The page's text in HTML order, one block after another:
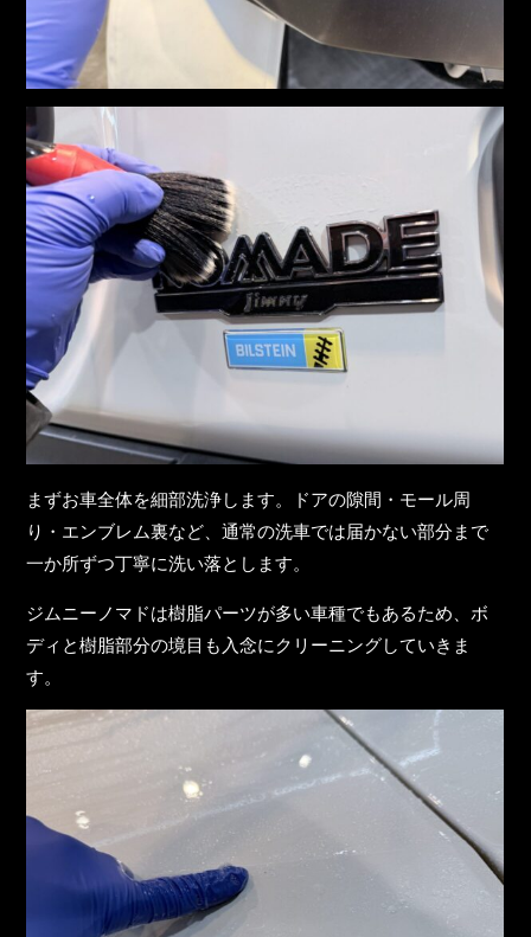
まずお車全体を細部洗浄します。ドアの隙間・モール周
り・エンブレム裏など、通常の洗車では届かない部分まで
一か所ずつ丁寧に洗い落とします。
ジムニーノマドは樹脂パーツが多い車種でもあるため、ボ
ディと樹脂部分の境目も入念にクリーニングしていきま
す。